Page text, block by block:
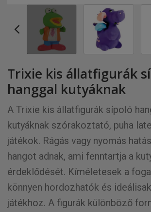
Trixie kis állatfigurák
hanggal kutyáknak
A Trixie kis állatfigurák sípoló
kutyáknak szórakoztató, puha
játékok. Rágás vagy nyomás
hangot adnak, ami fenntartja a
érdeklődését. Kíméletesek a
könnyen hordozhatók és
játékhoz. A figurák különböző